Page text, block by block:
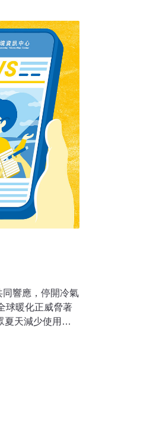
測試，開發出具
透過其物理特
，有效減低蓄冷
採用這
響應，停開冷氣
球暖化正威脅著
夏天減少使用冷